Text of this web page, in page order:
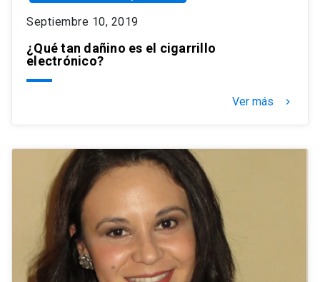
Septiembre 10, 2019
¿Qué tan dañino es el cigarrillo
electrónico?
Ver más keyboard_arrow_right